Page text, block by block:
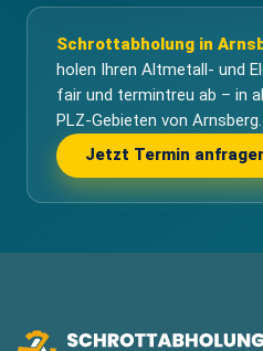
Schrottabholung in
holen Ihren Altmetall- und
fair und termintreu ab – in
PLZ-Gebieten von Arnsberg.
Jetzt Termin